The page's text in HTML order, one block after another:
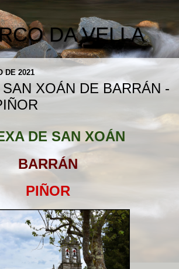
DA VELLA
DE 2021
XOÁN DE BARRÁN -
DE SAN XOÁN
BARRÁN
PIÑOR